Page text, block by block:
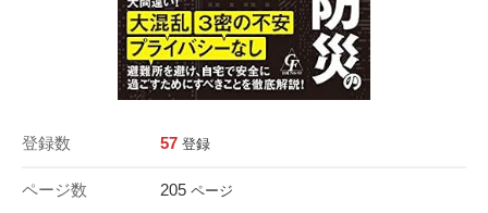
登録数 57 登録
ページ数 205 ページ